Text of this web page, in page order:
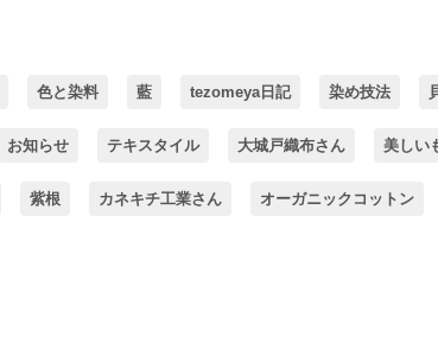
色と染料 藍 tezomeya日記 染め技法
お知らせ テキスタイル 大城戸織布さん 美しい
紫根 カネキチ工業さん オーガニックコットン